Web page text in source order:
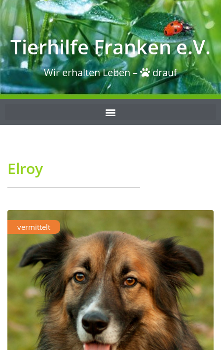
Tierhilfe Franken e.V.
Wir erhalten Leben – drauf
Elroy
vermittelt